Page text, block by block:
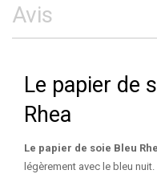
Avis
Le papier de
Rhea
Le papier de soie Bleu
légèrement avec le bleu